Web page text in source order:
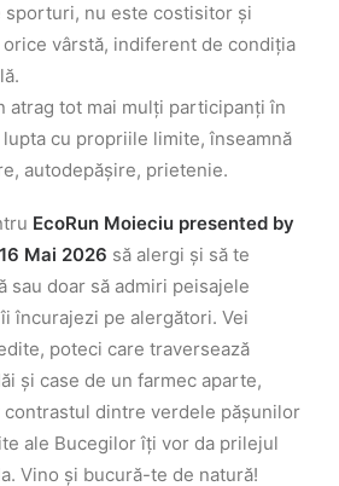
sporturi, nu este costisitor și
vârstă, indiferent de condiția
atrag tot mai mulți participanți în
cu propriile limite, înseamnă
autodepășire, prietenie.
EcoRun Moieciu presented by
16 Mai 2026 să alergi și să te
sau doar să admiri peisajele
încurajezi pe alergători. Vei
poteci care traversează
și case de un farmec aparte,
dintre verdele pășunilor
ale Bucegilor îți vor da prilejul
Vino și bucură-te de natură!